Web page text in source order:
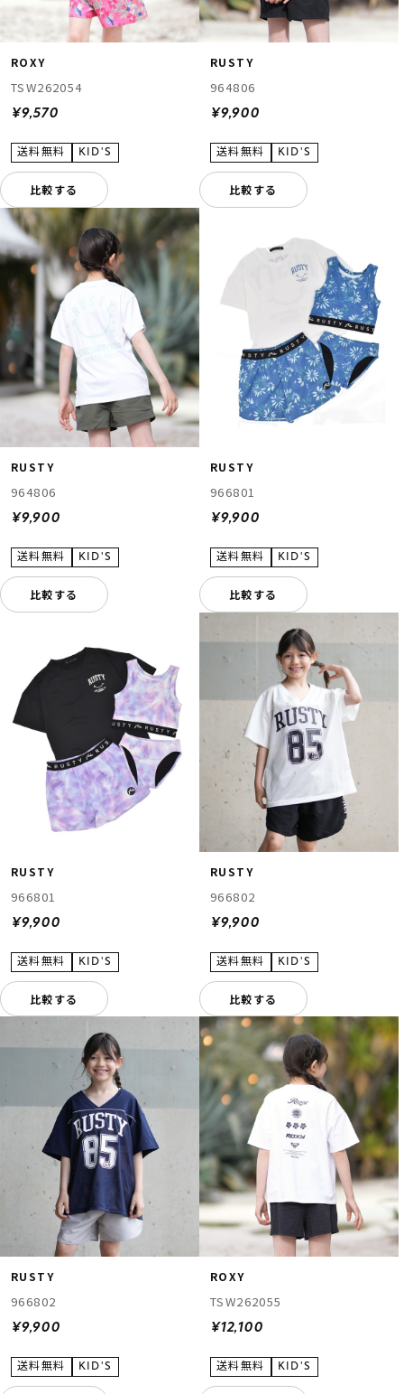
ROXY
TSW262054
¥9,570
比較する
RUSTY
964806
¥9,900
比較する
RUSTY
964806
¥9,900
比較する
RUSTY
966801
¥9,900
比較する
RUSTY
966801
¥9,900
比較する
RUSTY
966802
¥9,900
比較する
RUSTY
966802
¥9,900
ROXY
TSW262055
¥12,100